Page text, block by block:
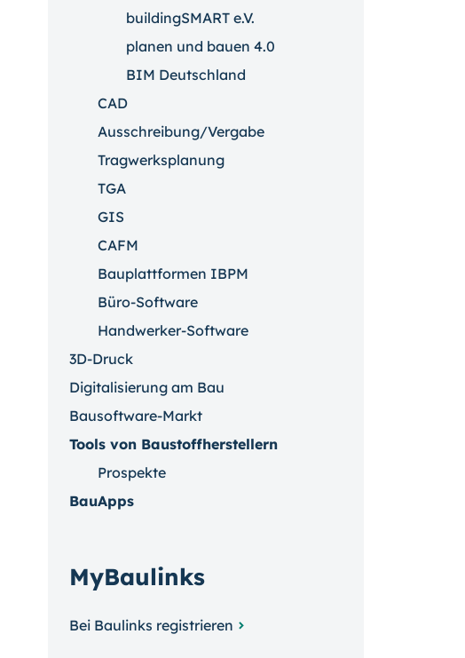
buildingSMART e.V.
planen und bauen 4.0
BIM Deutschland
CAD
Ausschreibung/Vergabe
Tragwerksplanung
TGA
GIS
CAFM
Bauplattformen IBPM
Büro-Software
Handwerker-Software
3D-Druck
Digitalisierung am Bau
Bausoftware-Markt
Tools von Baustoffherstellern
Prospekte
BauApps
MyBaulinks
Bei Baulinks registrieren